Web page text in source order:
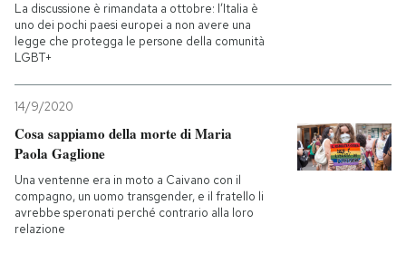
La discussione è rimandata a ottobre: l’Italia è
uno dei pochi paesi europei a non avere una
legge che protegga le persone della comunità
LGBT+
14/9/2020
Cosa sappiamo della morte di Maria
Paola Gaglione
Una ventenne era in moto a Caivano con il
compagno, un uomo transgender, e il fratello li
avrebbe speronati perché contrario alla loro
relazione